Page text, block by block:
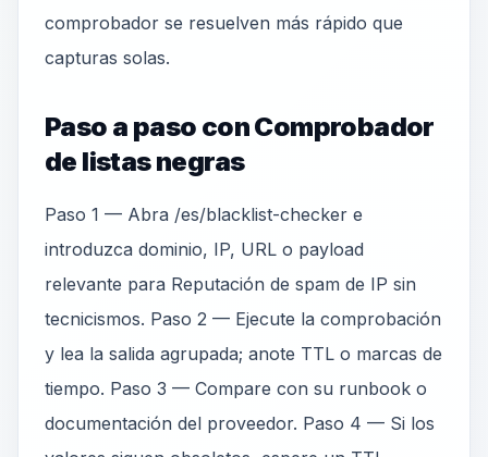
comprobador se resuelven más rápido que
capturas solas.
Paso a paso con Comprobador
de listas negras
Paso 1 — Abra /es/blacklist-checker e
introduzca dominio, IP, URL o payload
relevante para Reputación de spam de IP sin
tecnicismos. Paso 2 — Ejecute la comprobación
y lea la salida agrupada; anote TTL o marcas de
tiempo. Paso 3 — Compare con su runbook o
documentación del proveedor. Paso 4 — Si los